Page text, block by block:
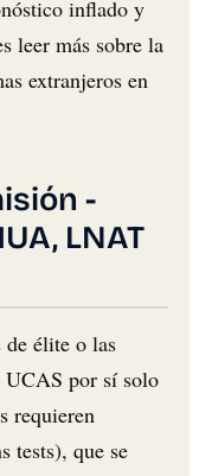
inflado y
leer más sobre la
extranjeros en
-
LNAT
de élite o las
UCAS por sí solo
requieren
tests), que se